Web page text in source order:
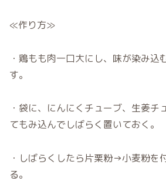
≪作り方≫
・鶏もも肉一口大にし、味が染み込
す。
・袋に、にんにくチューブ、生姜チ
てもみ込んでしばらく置いておく。
・しばらくしたら片栗粉→小麦粉を
る。